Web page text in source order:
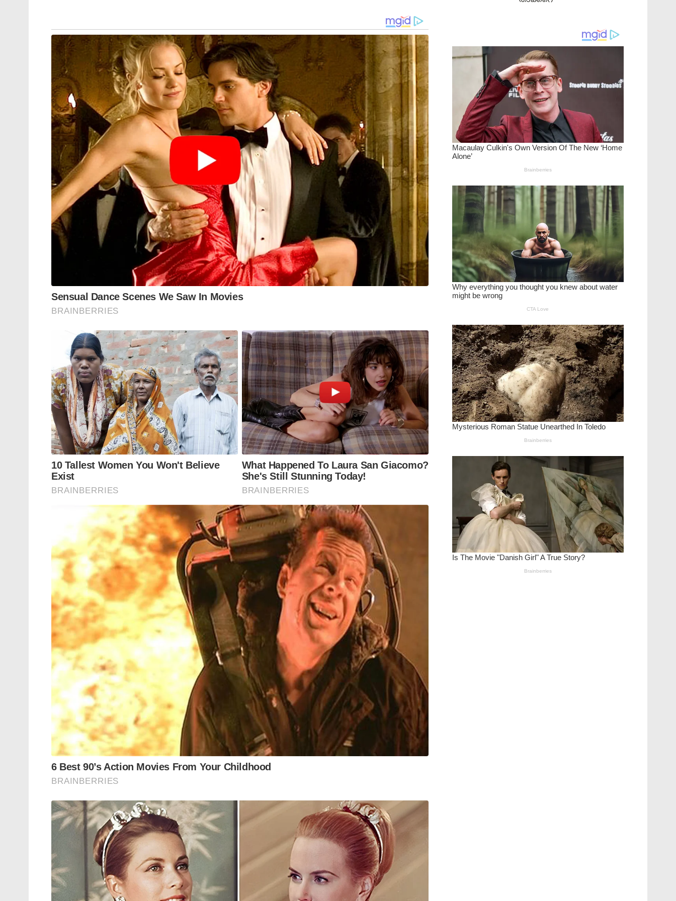
വിമർശനവുമായി ശശി തരൂർ
സമൂഹത്തിനാകെ നഷ്ടമാണ്. പ്രിയപ്പെട്ടവർക്ക്
ദു:ഖകരമാണ്.ഈ സാഹചര്യം
ഒഴിവാക്കപ്പെടേണ്ടതാണെന്നും അദ്ദേഹം പറഞ്ഞു.
ഈ സംഭവത്തിൽ സംഘ, പരിവാർ പ്രവർത്തകർക്ക് വിദൂര ബന്ധം പോലുമില്ല. എന്നാൽ CPM
സംസ്ഥാന സെക്രട്ടരിയും DYFI സംസ്ഥാന സെക്രട്ടരിയും പതിവുപോലെ നുണപ്രചാരണവുമായി
രംഗത്തു വന്നിരിക്കുന്നതെന്നും സദാനന്ദൻ മാസ്റ്റർ പറഞ്ഞു. ഫേസ്ബുക്ക് പോസ്റ്റിലൂടെ സദാനന്ദൻ
മാസ്റ്റർ കാര്യങ്ങൾ വിശദീകരിച്ചു.
ഫേസ്ബുക്ക് പോസ്റ്റിന്റെ പൂർണ്ണരൂപം:
കൊലക്കത്തി കയ്യിലില്ല സാർ,
ആടിനെ പട്ടിയാക്കരുത്….
തൃശൂർ കുന്ദംകുളത്തിനടുത്ത് ചിറ്റിലങ്ങാടുണ്ടായ സംഘട്ടനത്തിൽ സി.പി.എം പ്രവർത്തകൻ
കൊല്ലപ്പെട്ടത് ദൗർഭാഗ്യകരമാണ്. മനുഷ്യ ജീവൻ വിലപ്പെട്ടതാണ്. പൊതുപ്രവർത്തകന്റെ വിയോഗം
സമൂഹത്തിനാകെ നഷ്ടമാണ്. പ്രിയപ്പെട്ടവർക്ക് ദു:ഖകരമാണ്.
ഈ സാഹചര്യം ഒഴിവാക്കപ്പെടേണ്ടതാണ്.
ഈ സംഭവത്തിൽ സംഘ, പരിവാർ പ്രവർത്തകർക്ക് വിദൂര ബന്ധം പോലുമില്ല.
എന്നാൽ CPM സംസ്ഥാന സെക്രട്ടരിയും DYFI സംസ്ഥാന സെക്രട്ടരിയും പതിവുപോലെ
നുണപ്രചാരണവുമായി രംഗത്തു വന്നിരിക്കുന്നു. ‘RSS കൊലക്കത്തി താഴെയിടണ’മെന്നാണ്
കോടിയേരിയുടെ ആവശ്യം. അത് പരിഗണിക്കാൻ നിർവാഹമില്ലെന്ന് ഖേദപൂർവം അറിയിക്കട്ടെ.
കാരണം, അവർ കൊലക്കത്തിയുമായി നടക്കുന്നവരല്ല. ചിലപ്പോഴൊക്കെ നിങ്ങളുയർത്തിയ
കൊലക്കത്തിയും കൊടുവാളും പിടിച്ചുവാങ്ങി അവ വലിച്ചെറിഞ്ഞിട്ടുണ്ട്, താഴെയല്ല, ദൂരേക്കു
എന്താണ് സംഭവിച്ചത് ?
പ്രദേശവാസികളായ കാര്യകർത്താക്കളുമായി നടത്തിയ ആശയവിനിമയത്തിൽ നിന്ന്
മനസ്സിലാക്കാൻ കഴിഞ്ഞ കാര്യങ്ങൾ പങ്കു വെയ്ക്കുകയാണ്…..
പാവങ്ങൾ താമസിക്കുന്ന കോളനി പ്രദേശമാണ് ചിറ്റിലങ്ങാട്. നേരത്തെ ഈ പ്രദേശം CPM
സ്വാധീനമേഖലയായിരുന്നു.
ഇപ്പോഴങ്ങനെയല്ല. BJP യോടും കോൺഗ്രസ്സിനോടുമൊക്കെ അനുഭാവം പ്രകടിപ്പിക്കുന്ന ചിലർ
അവിടെയുണ്ട്. ദിവസങ്ങൾക്കു മുമ്പ് അകലെയുള്ള പുതുശ്ശേരിയിൽ നിന്ന് ഒരു സാമൂഹ്യ
വിരുദ്ധനെയും കൊണ്ട് ചില CPM പ്രാദേശിക നേതാക്കൾ ചിറ്റിലങ്ങാടെത്തി.
പ്രദേശവാസികളുമായി ഇവർ വാക്കേറ്റത്തിലായി. ചെറിയ തോതിൽ കയ്യാങ്കളിയും. വന്നവർ
തിരിച്ചു പോയി. ഇന്നലെ രാത്രി സർവസജ്ജരായി ആക്രമണോത്സുകതയോടെ അവർ വീണ്ടും
ചിറ്റിലങ്ങാട്ടെത്തി. ഇത്തരമൊരു നീക്കം നേരത്തെ അവിടെയുള്ളവർ പ്രതീക്ഷിച്ചിരുന്നുവെന്നു
വേണം അനുമാനിക്കാൻ. അവർ പ്രതിരോധിച്ചു, അരുതാത്തത് സംഭവിച്ചു. പ്രതികളായി
ആരോപിക്കപ്പെട്ടവർ ആരും RSS പ്രവർത്തകരല്ല. മാത്രവുമല്ല, അവരിൽ CPM, കോൺ.
കക്ഷികളുമായി ബന്ധം പുലർത്തുന്നവരുണ്ട് താനും. കുത്തിയെന്നു സി.പി.എം നേതാക്കളും
കൈരളി ചാനലും ആവർത്തിച്ചു പറയുന്ന നന്ദൻ എന്നയാൾ നേരത്തെ അറിയപ്പെടുന്ന CPM
ഗുണ്ടയായിരുന്നു. RSS – BJP പ്രവർത്തകരെ ആക്രമിച്ച നിരവധി കേസുകളിൽ ഇയാൾ
പ്രതിയായിട്ടുണ്ട്. ഇടക്കാലത്ത് ഇയാൾ പാർട്ടിയുമായി ഇടഞ്ഞു. മാത്രവുമല്ല, പിന്നീട് ഇയാളുടെ
ഭാര്യ, കഴിഞ്ഞ പഞ്ചായത്ത് തെരഞ്ഞെടുപ്പിൽ UDF സ്ഥാനാർത്ഥിയുമായിരുന്നു. എന്നിട്ടും പഴി RSS
നും BJP ക്കും.
CPM സംസ്ഥാന സെക്രട്ടരിയോട് ചോദിക്കട്ടെ, ചിറ്റിലങ്ങാട് കൊല്ലപ്പെട്ടതും പരിക്കേറ്റവരുമായ
സഖാക്കൾ ആ പ്രദേശത്തുകാരല്ല. ദൂരെയുള്ള പുതുശ്ശേരിക്കാരാണ്. അവരെന്തിന് പാതി രാത്രി
നേരത്ത് ചിറ്റിലങ്ങാട്ട് വന്നു ?
എങ്ങനെ അവിടെ വെച്ച് കൊല്ലപ്പെട്ടു ?
ഇങ്ങനെയൊരു സംഭവം ഇന്നത്തെ സാഹചര്യത്തിൽ നിങ്ങൾ ആഗ്രഹിക്കുന്നു എന്നു
കരുതുന്നതിൽ എന്തെങ്കിലും തെറ്റുണ്ടോ ? സ്വർണക്കടത്തും ലൈഫ്മിഷൻ അഴിമതിയും
നേതാക്കളുടെയും മക്കളുടെയും മാഫിയാ ബന്ധവും വർഗീയ മുതലെടുപ്പും മറ്റു ജീർണതകളും
കാരണം പാർട്ടി അണികൾ പലയിടത്തും നിരാശ പൂണ്ട് നിർജീവാവസ്ഥയിലാണ്. തൃശൂർ ജില്ലയിൽ
CPM ൽ പെട്ട ആയിരങ്ങളാണ് പാർട്ടിയോട് സലാം പറഞ്ഞ് BJP യിൽ അണിനിരക്കുന്നത്.
വേവലാതി കാണും. അതു മനസ്സിലാക്കാം. പക്ഷെ ആടിനെ പട്ടിയാക്കരുത്.
ഈ സംഭവവുമായി ബന്ധപ്പെട്ട് BJP ജില്ലാ പ്രസിഡണ്ടിന്റെ പ്രസ്താവന തോടൊപ്പം ചേർക്കുന്നു.
https://www.facebook.com/sadanandan.master/posts/3272061436224839
Tags: murder cpim Sadanandan Master BJP